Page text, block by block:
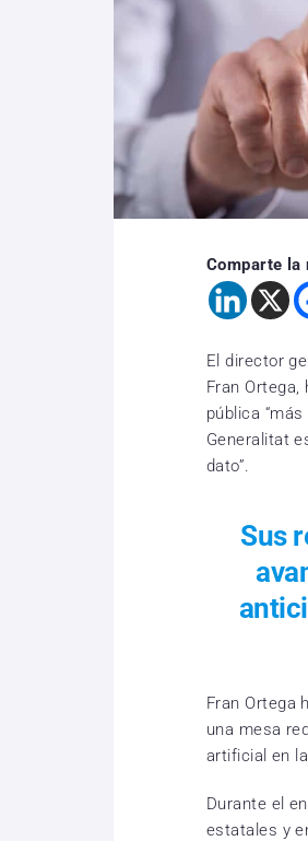
Comparte la
El director
Fran
pública
Generalitat
dato”.
Sus
Fran Ortega
una mesa
artificial en
Durante el
estatales y